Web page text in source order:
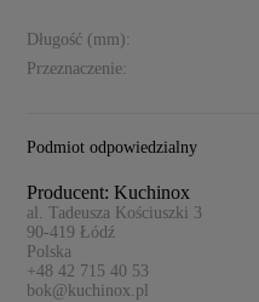
Długość (mm):
Przeznaczenie:
Podmiot odpowiedzialny
Producent: Kuchinox
al. Tadeusza Kościuszki 3
90-419Łódź
Polska
+48 42 715 40 53
bok@kuchinox.pl